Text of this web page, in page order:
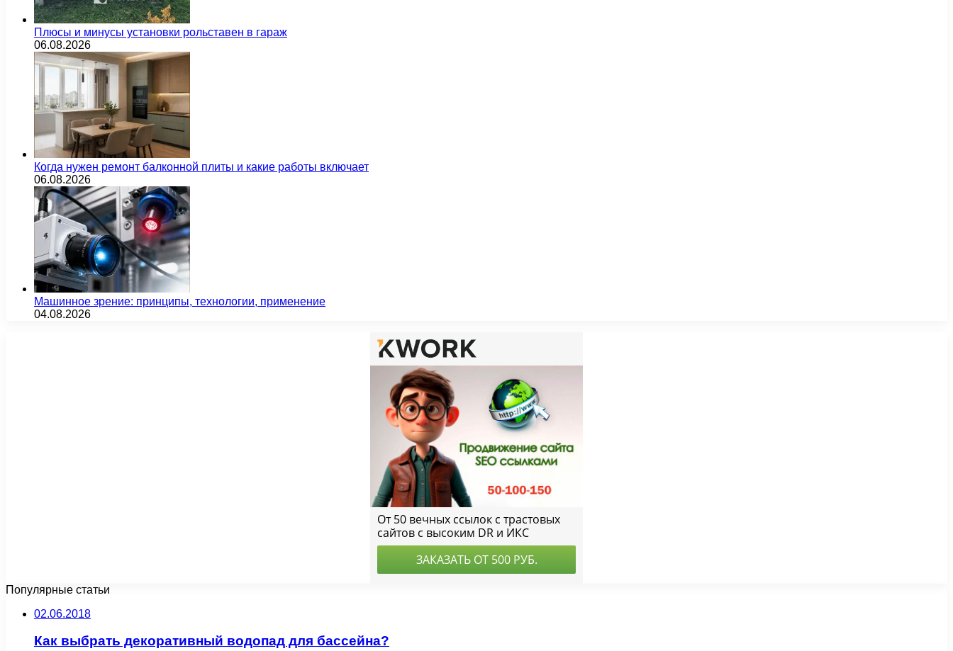
Плюсы и минусы установки рольставен в гараж
06.08.2026
Когда нужен ремонт балконной плиты и какие работы включает
06.08.2026
Машинное зрение: принципы, технологии, применение
04.08.2026
Популярные статьи
02.06.2018
Как выбрать декоративный водопад для бассейна?